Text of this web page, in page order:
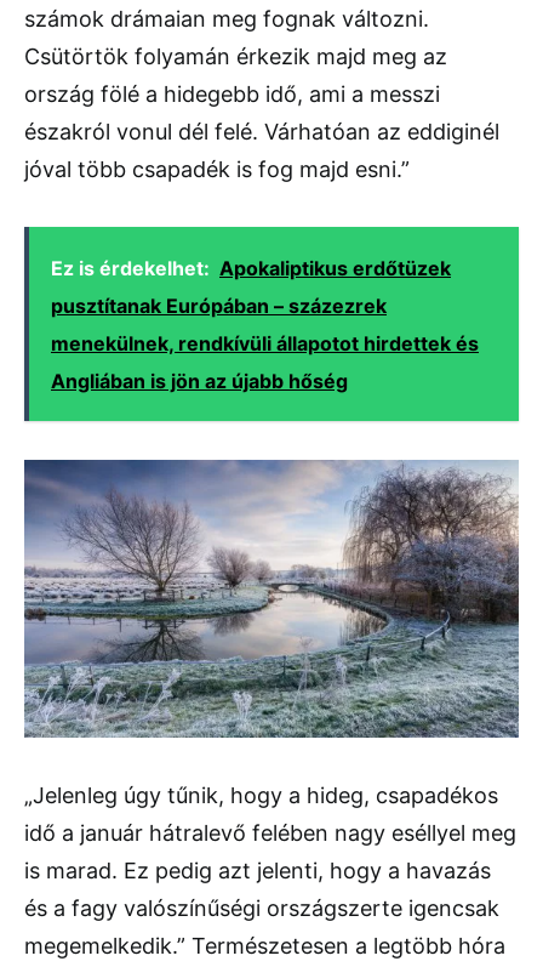
számok drámaian meg fognak változni.
Csütörtök folyamán érkezik majd meg az
ország fölé a hidegebb idő, ami a messzi
északról vonul dél felé. Várhatóan az eddiginél
jóval több csapadék is fog majd esni.”
Ez is érdekelhet: Apokaliptikus erdőtüzek
pusztítanak Európában – százezrek
menekülnek, rendkívüli állapotot hirdettek és
Angliában is jön az újabb hőség
„Jelenleg úgy tűnik, hogy a hideg, csapadékos
idő a január hátralevő felében nagy eséllyel meg
is marad. Ez pedig azt jelenti, hogy a havazás
és a fagy valószínűségi országszerte igencsak
megemelkedik.” Természetesen a legtöbb hóra